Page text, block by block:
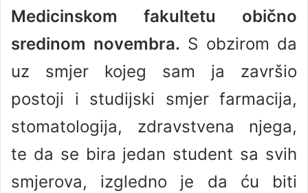
Medicinskom fakultetu obično
sredinom novembra. S obzirom da
uz smjer kojeg sam ja završio
postoji i studijski smjer farmacija,
stomatologija, zdravstvena njega,
te da se bira jedan student sa svih
smjerova, izgledno je da ću biti